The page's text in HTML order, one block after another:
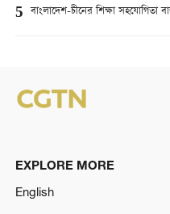
5 বাংলাদেশ-চীনের শিক্ষা সহযোগিতা
EXPLORE MORE
English